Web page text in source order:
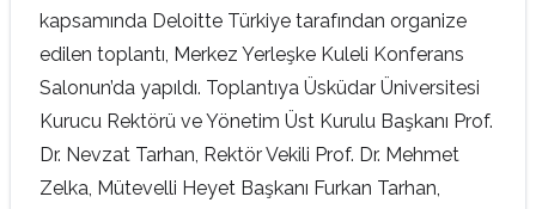
kapsamında Deloitte Türkiye tarafından organize
edilen toplantı, Merkez Yerleşke Kuleli Konferans
Salonun’da yapıldı. Toplantıya Üsküdar Üniversitesi
Kurucu Rektörü ve Yönetim Üst Kurulu Başkanı Prof.
Dr. Nevzat Tarhan, Rektör Vekili Prof. Dr. Mehmet
Zelka, Mütevelli Heyet Başkanı Furkan Tarhan,